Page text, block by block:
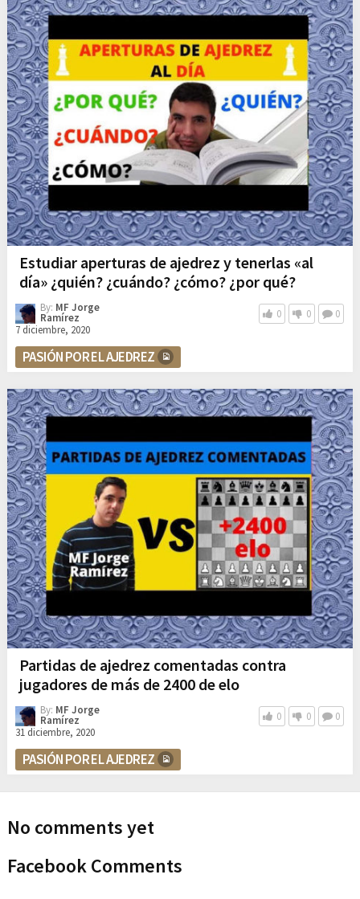
Estudiar aperturas de ajedrez y tenerlas «al
día» ¿quién? ¿cuándo? ¿cómo? ¿por qué?
By: MF Jorge
Ramírez
7 diciembre, 2020
0 0 0
PASIÓN POR EL AJEDREZ
Partidas de ajedrez comentadas contra
jugadores de más de 2400 de elo
By: MF Jorge
Ramírez
31 diciembre, 2020
0 0 0
PASIÓN POR EL AJEDREZ
No comments yet
Facebook Comments